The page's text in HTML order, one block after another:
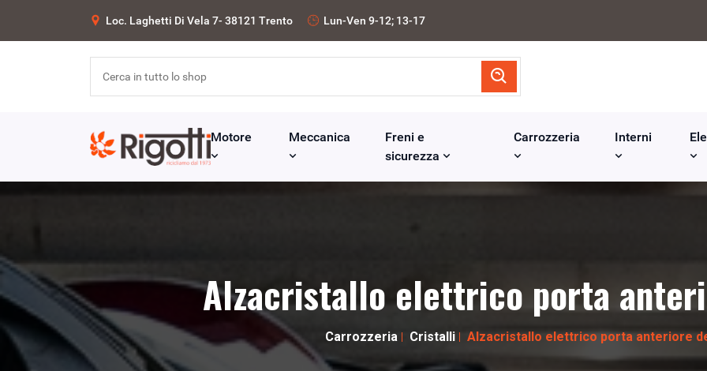
Loc. Laghetti Di Vela 7- 38121 Trento Lun-Ven 9-12; 13-17
Motore Meccanica
Freni e
sicurezza
Carrozzeria Interni
Alzacristallo elettrico porta
Carrozzeria Cristalli Alzacristallo elettrico porta anteriore